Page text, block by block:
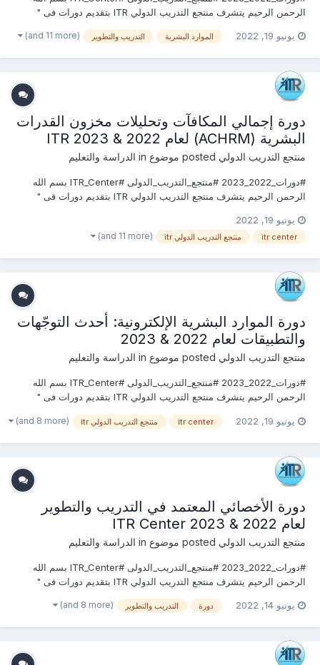
الرحمن الرحيم يتشرف منتجع التدريب الدولي ITR بتقديم دورات فى "
&2023 يمكنكم التسجيل او الاستفسارعلى الدورة الان ............................ يونيو 19, 2022 الموارد البشرية التدريب والتطوير (and 11 more)
دورة إجمالي المكافآت وتحليلات مخزون القدرات
البشرية (ACHRM) لعام 2022 & 2023 ITR
منتجع التدريب الدولي الدراسة والتعليم
#دورات_2022_2023 #منتجع_التدريب_الدولى #ITR_Center بسم الله
الرحمن الرحيم يتشرف منتجع التدريب الدولي ITR بتقديم دورات فى "
&2023 يمكنكم التسجيل او الاستفسارعلى الدورة الان ............................ يونيو 19, 2022
itr center منتجع التدريب الدولي itr (and 11 more)
دورة الموارد البشرية الإلكترونية: أحدث التوجّهات
والتطبيقات لعام 2022 & 2023
منتجع التدريب الدولي الدراسة والتعليم
#دورات_2022_2023 #منتجع_التدريب_الدولى #ITR_Center بسم الله
الرحمن الرحيم يتشرف منتجع التدريب الدولي ITR بتقديم دورات فى "
&2023 يمكنكم التسجيل او الاستفسارعلى الدورة الان ............................ يونيو 19, 2022 itr center منتجع التدريب الدولي itr (and 8 more)
دورة الأخصائي المعتمد في التدريب والتطوير
لعام 2022 & 2023 ITR Center
منتجع التدريب الدولي الدراسة والتعليم
#دورات_2022_2023 #منتجع_التدريب_الدولى #ITR_Center بسم الله
الرحمن الرحيم يتشرف منتجع التدريب الدولي ITR بتقديم دورات فى "
&2023 يمكنكم التسجيل او الاستفسارعلى الدورة الان ............................ يونيو 14, 2022 دورة التدريب والتطوير (and 8 more)